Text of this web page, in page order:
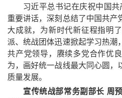
习近平总书记在庆祝中国
重要讲话，深刻总结了中国共产
大成就，为新时代新征程指明
派、统战团体迅速掀起学习热潮
共产党领导，赓续多党合作优
为，画好统一战线最大同心圆，
质量发展。
宣传统战部常务副部长 周预